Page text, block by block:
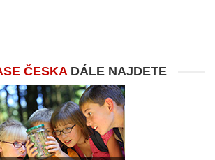
ČESKADÁLE NAJDETE